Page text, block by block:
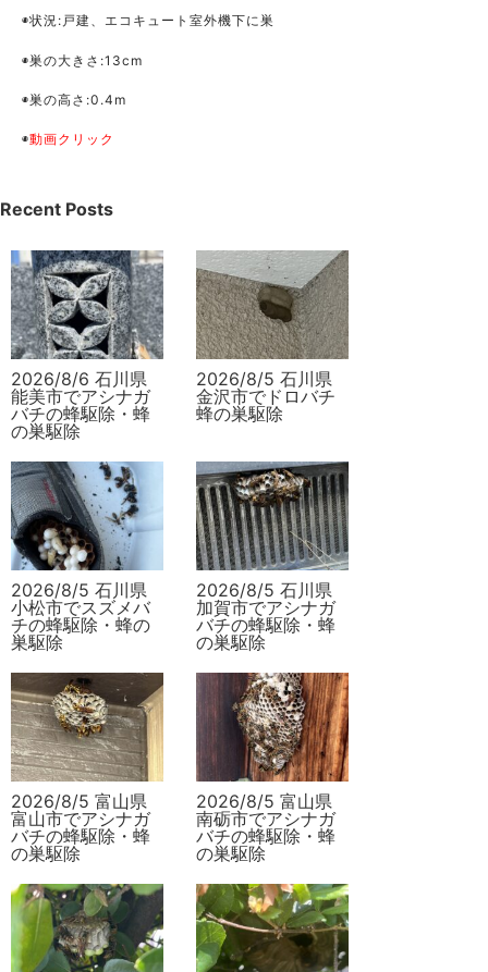
◉状況:戸建、エコキュート室外機下に巣
◉巣の大きさ:13cm
◉巣の高さ:0.4m
◉動画クリック
Recent Posts
2026/8/6 石川県
能美市でアシナガ
バチの蜂駆除・蜂
の巣駆除
2026/8/5 石川県
金沢市でドロバチ
蜂の巣駆除
2026/8/5 石川県
小松市でスズメバ
チの蜂駆除・蜂の
巣駆除
2026/8/5 石川県
加賀市でアシナガ
バチの蜂駆除・蜂
の巣駆除
2026/8/5 富山県
富山市でアシナガ
バチの蜂駆除・蜂
の巣駆除
2026/8/5 富山県
南砺市でアシナガ
バチの蜂駆除・蜂
の巣駆除